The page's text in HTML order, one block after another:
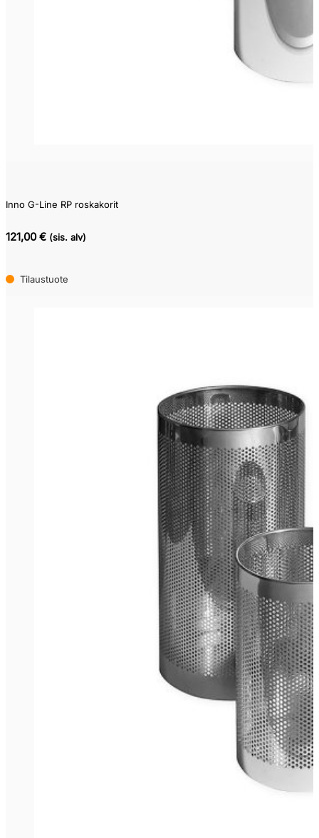
Inno G-Line RP roskakorit
121,00 € (sis. alv)
Tilaustuote